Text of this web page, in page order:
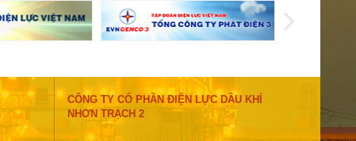
CÔNG TY CỔ PHẦN ĐIỆN LỰC DẦU KHÍ
NHƠN TRẠCH 2